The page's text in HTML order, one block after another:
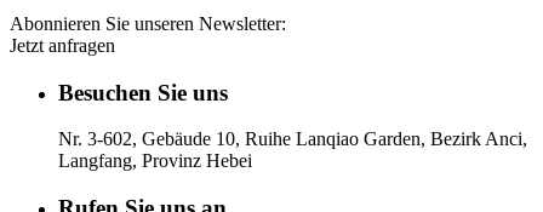
Abonnieren Sie unseren Newsletter:
Jetzt anfragen
Besuchen Sie uns
Nr. 3-602, Gebäude 10, Ruihe Lanqiao Garden, Bezirk Anci,
Langfang, Provinz Hebei